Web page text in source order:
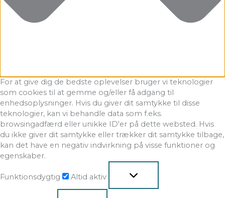
For at give dig de bedste oplevelser bruger vi teknologier
som cookies til at gemme og/eller få adgang til
enhedsoplysninger. Hvis du giver dit samtykke til disse
teknologier, kan vi behandle data som f.eks.
browsingadfærd eller unikke ID'er på dette websted. Hvis
du ikke giver dit samtykke eller trækker dit samtykke tilbage,
kan det have en negativ indvirkning på visse funktioner og
egenskaber.
Funktionsdygtig Altid aktiv